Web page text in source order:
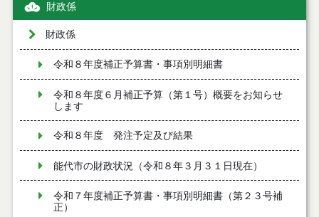
財政係
財政係
令和８年度補正予算書・事項別明細書
令和８年度６月補正予算（第１号）概要をお知らせ
します
令和８年度 発注予定及び結果
能代市の財政状況（令和８年３月３１日現在）
令和７年度補正予算書・事項別明細書（第２３号補
正）